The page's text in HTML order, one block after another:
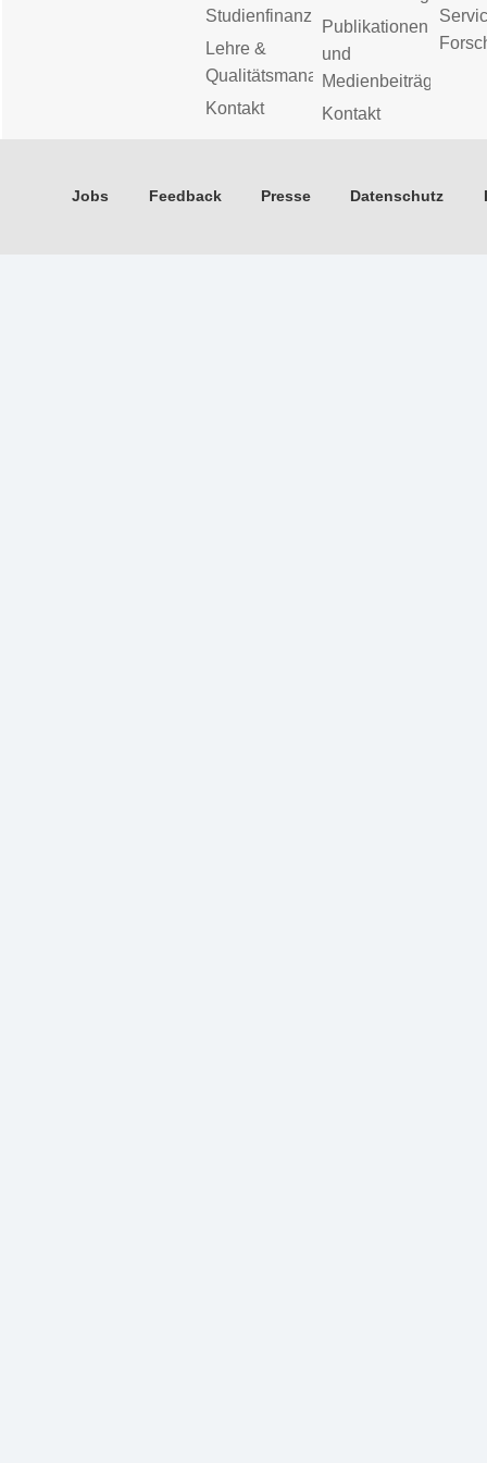
Studienfinanzierung
Lehre &
Qualitätsmanagement
Kontakt
Publikationen
und
Medienbeiträge
Kontakt
Jobs Feedback Presse Datenschutz